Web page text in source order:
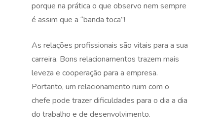
porque na prática o que observo nem sempre
é assim que a “banda toca”!
As relações profissionais são vitais para a sua
carreira. Bons relacionamentos trazem mais
leveza e cooperação para a empresa.
Portanto, um relacionamento ruim com o
chefe pode trazer dificuldades para o dia a dia
do trabalho e de desenvolvimento.